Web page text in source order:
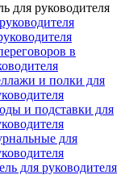
для руководителя
в
и полки для
и подставки для
для
для руководителя